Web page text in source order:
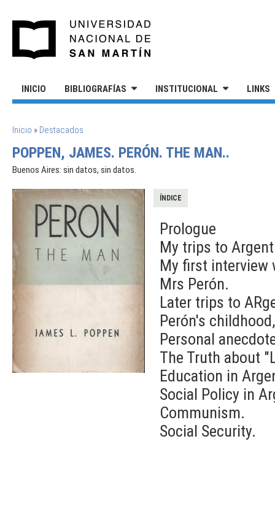
INICIO BIBLIOGRAFÍAS INSTITUCIONAL LINKS
SE ENCUENTRA USTED AQUÍ
Inicio » Destacados
POPPEN, JAMES. PERÓN. THE MAN..
Buenos Aires: sin datos, sin datos.
ÍNDICE
Prologue
My trips to
My first interview
Mrs Perón.
Later trips to
Perón's
Personal
The Truth about
Education in
Social Policy in
Communism.
Social Security.